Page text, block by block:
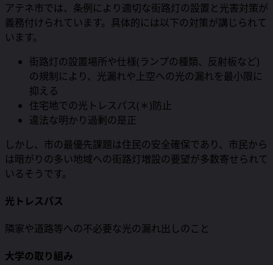
アテネ市では、条例により適切な街路灯の設置と光害対策が
義務付けられています。具体的には以下の対策が講じられて
います。
街路灯の設置場所や仕様(ランプの種類、反射板など)
の規制により、光漏れや上空への光の漏れを最小限に
抑える
住宅地での光トレスパス(＊)防止
違法な明かり過剰の是正
しかし、市の最優先課題は住民の安全確保であり、市民から
は暗がりの多い地域への街路灯増設の要望が多数寄せられて
いるそうです。
光トレスパス
隣家や道路等への不必要な光の漏れ出しのこと
大学の取り組み